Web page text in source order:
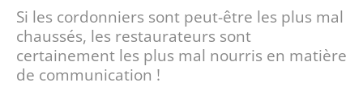
Si les cordonniers sont peut-être les plus mal
chaussés, les restaurateurs sont
certainement les plus mal nourris en matière
de communication !